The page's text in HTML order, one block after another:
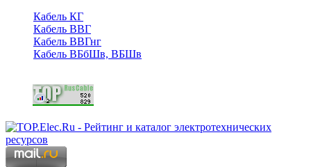
Кабель КГ
Кабель ВВГ
Кабель ВВГнг
Кабель ВБбШв, ВБШв